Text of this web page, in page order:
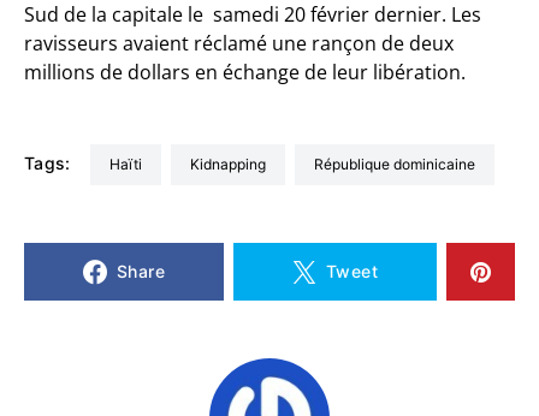
Sud de la capitale le samedi 20 février dernier. Les
ravisseurs avaient réclamé une rançon de deux
millions de dollars en échange de leur libération.
Tags: Haïti Kidnapping République dominicaine
Share Tweet